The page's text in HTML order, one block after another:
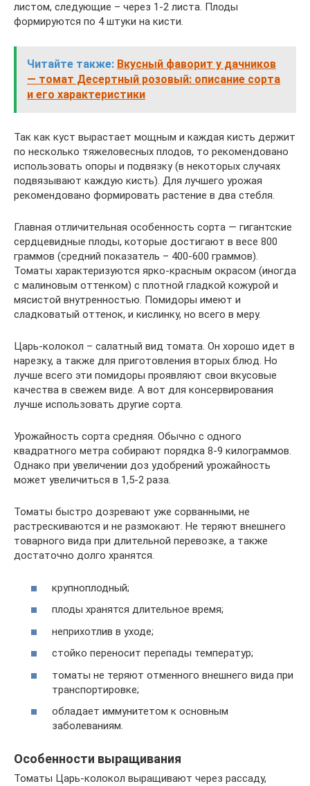
листом, следующие – через 1-2 листа. Плоды
формируются по 4 штуки на кисти.
Читайте также: Вкусный фаворит у дачников
— томат Десертный розовый: описание сорта
и его характеристики
Так как куст вырастает мощным и каждая кисть держит
по несколько тяжеловесных плодов, то рекомендовано
использовать опоры и подвязку (в некоторых случаях
подвязывают каждую кисть). Для лучшего урожая
рекомендовано формировать растение в два стебля.
Главная отличительная особенность сорта — гигантские
сердцевидные плоды, которые достигают в весе 800
граммов (средний показатель – 400-600 граммов).
Томаты характеризуются ярко-красным окрасом (иногда
с малиновым оттенком) с плотной гладкой кожурой и
мясистой внутренностью. Помидоры имеют и
сладковатый оттенок, и кислинку, но всего в меру.
Царь-колокол – салатный вид томата. Он хорошо идет в
нарезку, а также для приготовления вторых блюд. Но
лучше всего эти помидоры проявляют свои вкусовые
качества в свежем виде. А вот для консервирования
лучше использовать другие сорта.
Урожайность сорта средняя. Обычно с одного
квадратного метра собирают порядка 8-9 килограммов.
Однако при увеличении доз удобрений урожайность
может увеличиться в 1,5-2 раза.
Томаты быстро дозревают уже сорванными, не
растрескиваются и не размокают. Не теряют внешнего
товарного вида при длительной перевозке, а также
достаточно долго хранятся.
крупноплодный;
плоды хранятся длительное время;
неприхотлив в уходе;
стойко переносит перепады температур;
томаты не теряют отменного внешнего вида при
транспортировке;
обладает иммунитетом к основным
заболеваниям.
Особенности выращивания
Томаты Царь-колокол выращивают через рассаду,